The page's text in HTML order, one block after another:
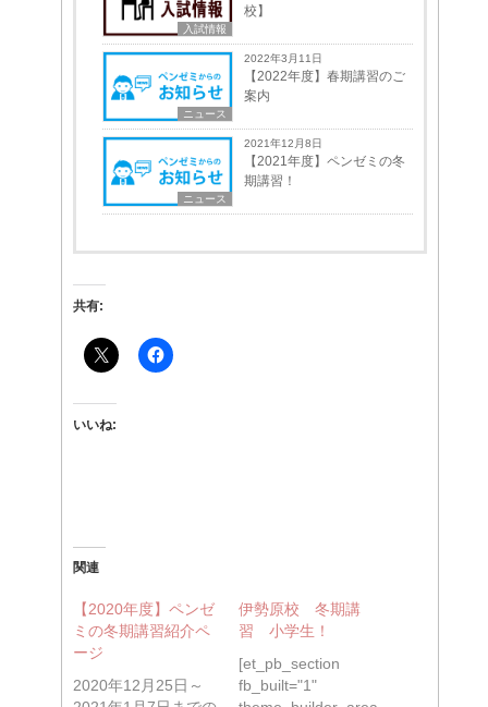
入試情報
校】
ニュース
2022年3月11日
【2022年度】春期講習のご
案内
ニュース
2021年12月8日
【2021年度】ペンゼミの冬
期講習！
共有:
いいね:
関連
【2020年度】ペンゼ
ミの冬期講習紹介ペ
ージ
2020年12月25日～
伊勢原校 冬期講
習 小学生！
[et_pb_section
fb_built="1"